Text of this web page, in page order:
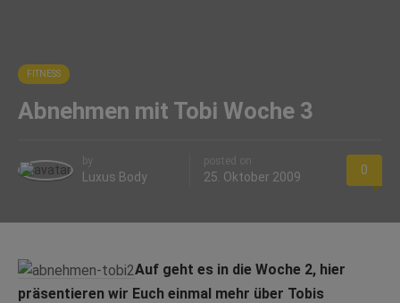
FITNESS
Abnehmen mit Tobi Woche 3
by
Luxus Body
posted on
25. Oktober 2009 0
Auf geht es in die Woche 2, hier
präsentieren wir Euch einmal mehr über Tobis